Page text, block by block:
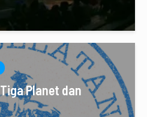
Planet dan